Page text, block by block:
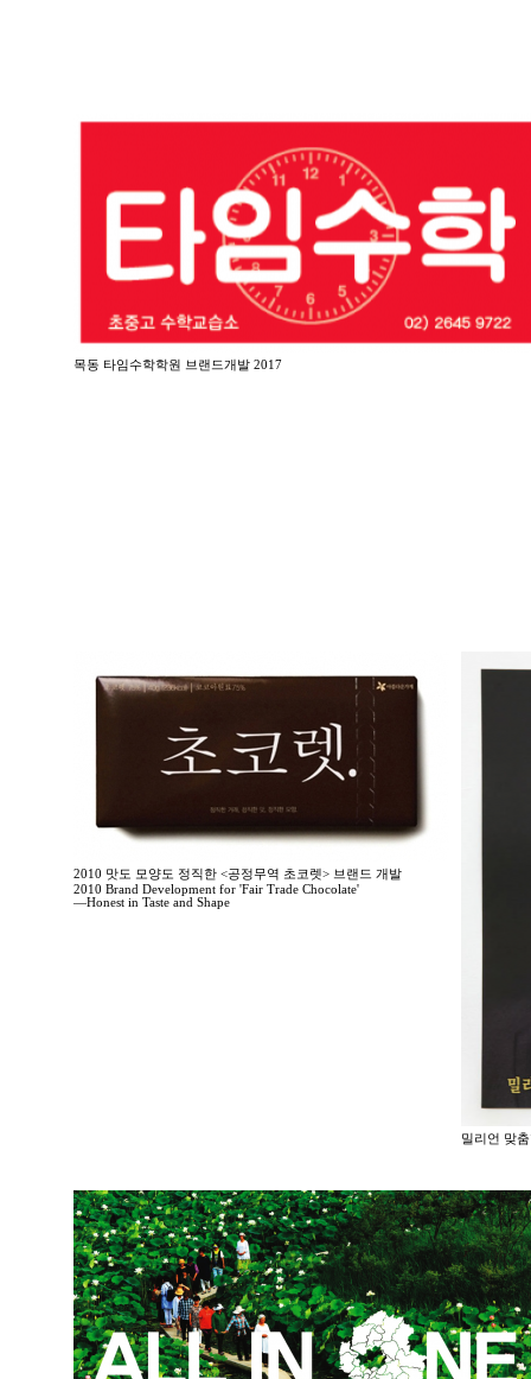
목동 타임수학학원 브랜드개발 2017
2010 맛도 모양도 정직한 <공정무역 초코렛> 브랜드 개발
2010 Brand Development for 'Fair Trade Chocolate'
—Honest in Taste and Shape
밀리언 맞